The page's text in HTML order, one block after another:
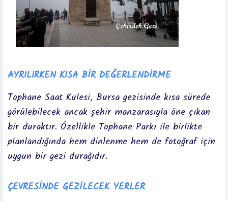
AYRILIRKEN KISA BİR DEĞERLENDİRME
Tophane Saat Kulesi, Bursa gezisinde kısa sürede
görülebilecek ancak şehir manzarasıyla öne çıkan
bir duraktır. Özellikle Tophane Parkı ile birlikte
planlandığında hem dinlenme hem de fotoğraf için
uygun bir gezi durağıdır.
ÇEVRESİNDE GEZİLECEK YERLER